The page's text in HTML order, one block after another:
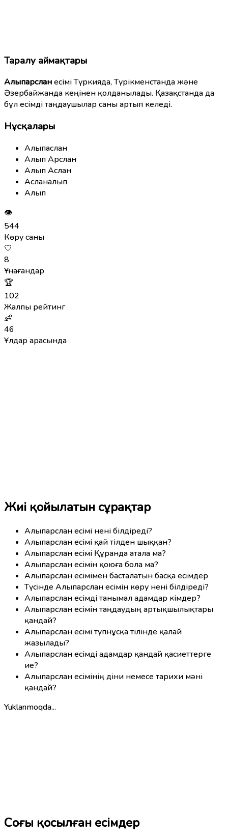
Таралу аймақтары
Алыпарсланесімі Түркияда, Түрікменстанда және
Әзербайжанда кеңінен қолданылады. Қазақстанда да
бұл есімді таңдаушылар саны артып келеді.
Нұсқалары
Алыпаслан
Алып Арслан
Алып Аслан
Асланалып
Алып
👁
544
Көру саны
🤍
8
Ұнағандар
🏆
102
Жалпы рейтинг
👶
46
Ұлдар арасында
Жиі қойылатын сұрақтар
Алыпарслан есімі нені білдіреді?
Алыпарслан есімі қай тілден шыққан?
Алыпарслан есімі Құранда атала ма?
Алыпарслан есімін қоюға бола ма?
Алыпарслан есімімен басталатын басқа есімдер
Түсінде Алыпарслан есімін көру нені білдіреді?
Алыпарслан есімді танымал адамдар кімдер?
Алыпарслан есімін таңдаудың артықшылықтары
қандай?
Алыпарслан есімі түпнұсқа тілінде қалай
жазылады?
Алыпарслан есімді адамдар қандай қасиеттерге
ие?
Алыпарслан есімінің діни немесе тарихи мәні
қандай?
Yuklanmoqda...
Соңғы қосылған есімдер